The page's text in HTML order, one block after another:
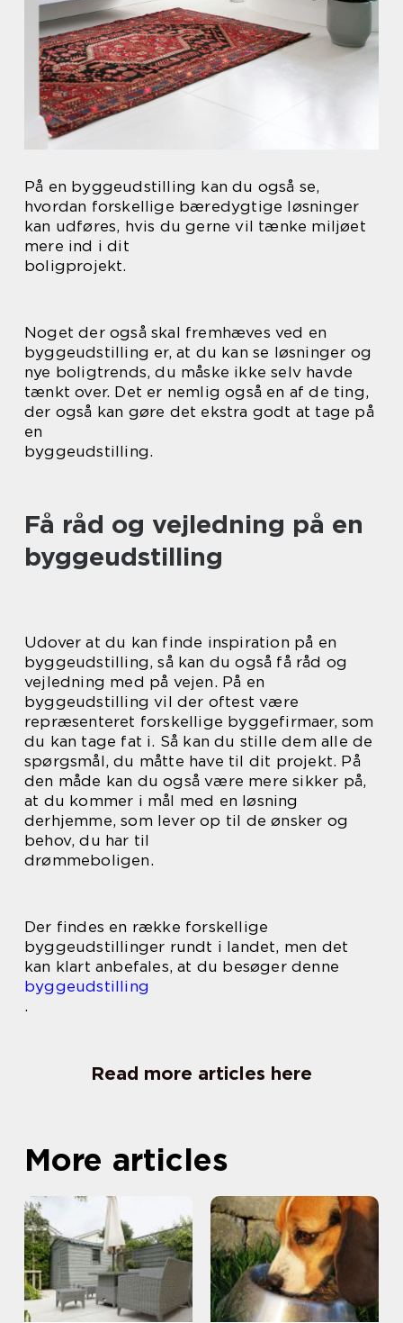
På en byggeudstilling kan du også se,
hvordan forskellige bæredygtige løsninger
kan udføres, hvis du gerne vil tænke miljøet
mere ind i dit
boligprojekt.
Noget der også skal fremhæves ved en
byggeudstilling er, at du kan se løsninger og
nye boligtrends, du måske ikke selv havde
tænkt over. Det er nemlig også en af de ting,
der også kan gøre det ekstra godt at tage på
en
byggeudstilling.
Få råd og vejledning på en
byggeudstilling
Udover at du kan finde inspiration på en
byggeudstilling, så kan du også få råd og
vejledning med på vejen. På en
byggeudstilling vil der oftest være
repræsenteret forskellige byggefirmaer, som
du kan tage fat i. Så kan du stille dem alle de
spørgsmål, du måtte have til dit projekt. På
den måde kan du også være mere sikker på,
at du kommer i mål med en løsning
derhjemme, som lever op til de ønsker og
behov, du har til
drømmeboligen.
Der findes en række forskellige
byggeudstillinger rundt i landet, men det
kan klart anbefales, at du besøger denne
byggeudstilling
.
Read more articles here
More articles